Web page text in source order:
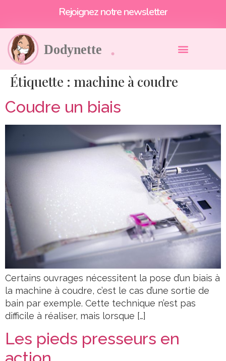
Rejoignez notre newsletter
Et profitez de -10% !
Étiquette : machine à coudre
Coudre un biais
Certains ouvrages nécessitent la pose d’un biais à
la machine à coudre, c’est le cas d’une sortie de
bain par exemple. Cette technique n’est pas
difficile à réaliser, mais lorsque […]
Les pieds presseurs en